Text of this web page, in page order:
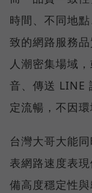
時間、不同地
致的網路服務
人潮密集場域
音、傳送 LINE
定流暢，不因環
台灣大哥大能
表網路速度表
備高度穩定性